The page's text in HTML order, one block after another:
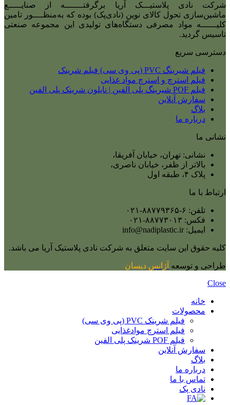
شرکت نادی‌ پلاستیـــک آریا برگرفتـــــــه از صنایـــــع
ماشین‌سازی تحول کالای نوین (نادی‌پک) بوده که به‌منظــــور تامین
کلیــــــه مواد مصرفی دستگاه‌های تولیدی این مجموعه صنعتی
تاسیس گردید.
دسترسی سریع
فیلم شیرینگ PVC (پی وی سی) فیلم شرینک
فیلم استرچ و استرچ مواد غذایی
فیلم POF شیرینگ پلی الفین | نایلون شرینک پلی الفین
سفارش آنلاین
بلاگ
درباره ما
نشانی ما
نشانی: تهران، خیابان آفریقا،
بالاتر از ظفر، خیابان ناصری،
پلاک ۴، طبقه اول
ارتباط با ما
تلفن: ۶-۸۸۷۷۹۳۶۵-۰۲۱
فکس: ۸۸۷۷۳۰۱۳-۰۲۱
ایمیل: info@nadiplastic.ir
کلیه حقوق این سایت متعلق به شرکت نادی پلاستیک آریا می‌ باشد.
طراحی و توسعه آژانس دیسان
Close
خانه
محصولات
فیلم شرینک PVC (پی وی سی)
فیلم استرچ موادغذایی
فیلم POF شرینک پلی الفین
سفارش آنلاین
بلاگ
درباره ما
تماس با ما
نادی پک